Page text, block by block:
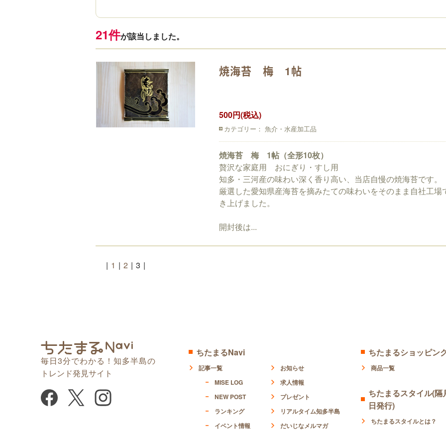
21件が該当しました。
焼海苔 梅 1帖
500円(税込)
カテゴリー： 魚介・水産加工品
焼海苔 梅 1帖（全形10枚）
贅沢な家庭用 おにぎり・すし用
知多・三河産の味わい深く香り高い、当店自慢の焼海苔です。
厳選した愛知県産海苔を摘みたての味わいをそのまま自社工場
き上げました。
開封後は...
| 1 | 2 | 3 |
毎日3分でわかる！知多半島の
トレンド発見サイト
ちたまるNavi
記事一覧
MISE LOG
NEW POST
ランキング
イベント情報
お知らせ
求人情報
プレゼント
リアルタイム知多半島
だいじなメルマガ
ちたまるショッピン
商品一覧
ちたまるスタイル(隔
日発行)
ちたまるスタイルとは？